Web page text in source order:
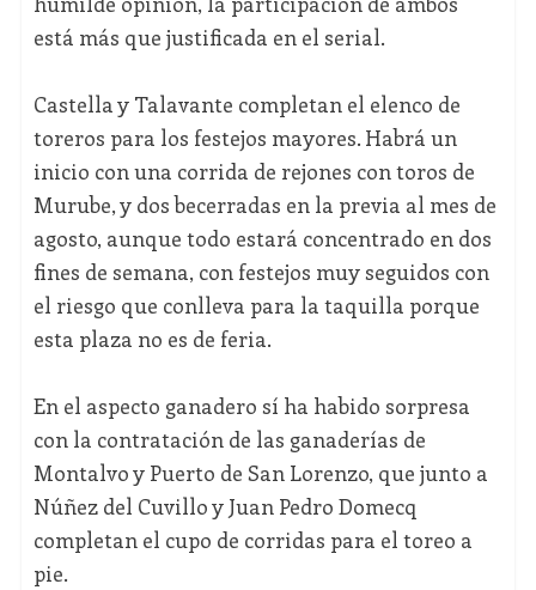
está más que justificada en el serial.
Castella y Talavante completan el elenco de
toreros para los festejos mayores. Habrá un
inicio con una corrida de rejones con toros de
Murube, y dos becerradas en la previa al mes de
agosto, aunque todo estará concentrado en dos
fines de semana, con festejos muy seguidos con
el riesgo que conlleva para la taquilla porque
esta plaza no es de feria.
En el aspecto ganadero sí ha habido sorpresa
con la contratación de las ganaderías de
Montalvo y Puerto de San Lorenzo, que junto a
Núñez del Cuvillo y Juan Pedro Domecq
completan el cupo de corridas para el toreo a
pie.